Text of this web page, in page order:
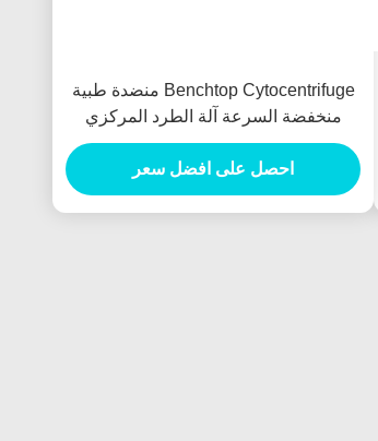
Benchtop Cytocentrifuge منضدة طبية
منخفضة السرعة آلة الطرد المركزي
احصل على افضل سعر